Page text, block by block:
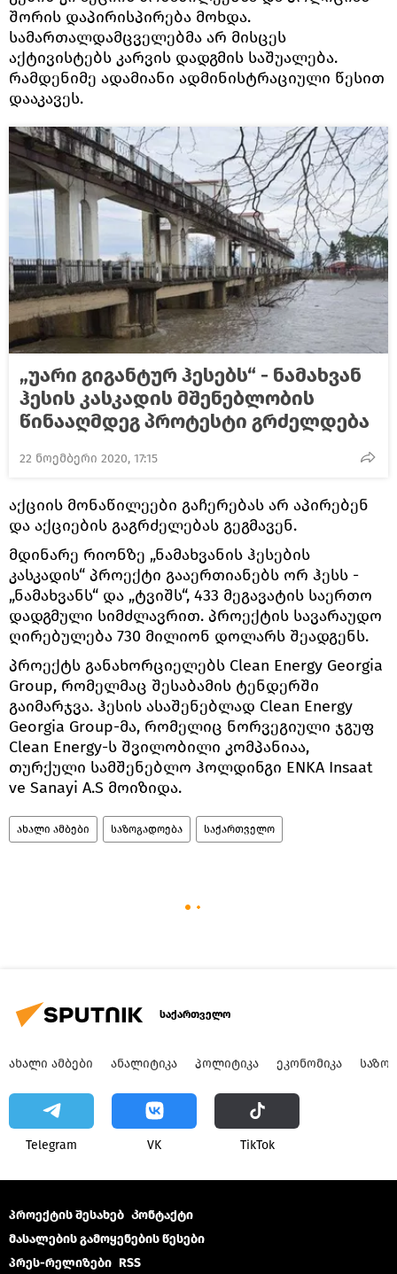
შორის დაპირისპირება მოხდა.
სამართალდამცველებმა არ მისცეს
აქტივისტებს კარვის დადგმის საშუალება.
რამდენიმე ადამიანი ადმინისტრაციული წესით
დააკავეს.
„უარი გიგანტურ ჰესებს“ - ნამახვან
ჰესის კასკადის მშენებლობის
წინააღმდეგ პროტესტი გრძელდება
22 ნოემბერი 2020, 17:15
აქციის მონაწილეები გაჩერებას არ აპირებენ
და აქციების გაგრძელებას გეგმავენ.
მდინარე რიონზე „ნამახვანის ჰესების
კასკადის“ პროექტი გააერთიანებს ორ ჰესს -
„ნამახვანს“ და „ტვიშს“, 433 მეგავატის საერთო
დადგმული სიმძლავრით. პროექტის სავარაუდო
ღირებულება 730 მილიონ დოლარს შეადგენს.
პროექტს განახორციელებს Clean Energy Georgia
Group, რომელმაც შესაბამის ტენდერში
გაიმარჯვა. ჰესის ასაშენებლად Clean Energy
Georgia Group-მა, რომელიც ნორვეგიული ჯგუფ
Clean Energy-ს შვილობილი კომპანიაა,
თურქული სამშენებლო ჰოლდინგი ENKA Insaat
ve Sanayi A.S მოიზიდა.
ახალი ამბები საზოგადოება საქართველო
საქართველო
ᲐᲮᲐᲚᲘ ᲐᲛᲑᲔᲑᲘ ᲐᲜᲐᲚᲘᲢᲘᲙᲐ ᲞᲝᲚᲘᲢᲘᲙᲐ ᲔᲙᲝᲜᲝᲛᲘᲙᲐ
Telegram VK ТikТоk
პროექტის შესახებ Კონტაქტი
მასალების გამოყენების წესები
პრეს-რელიზები RSS